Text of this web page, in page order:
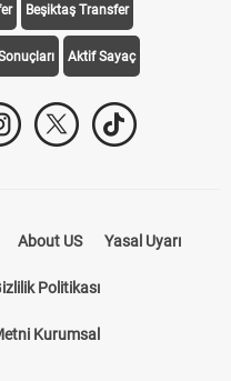
Beşiktaş Transfer
Aktif Sayaç
About US Yasal Uyarı
Politikası
Kurumsal